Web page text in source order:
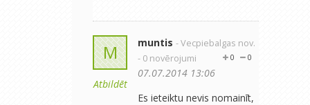
M
Atbildēt
muntis - Vecpiebalgas nov.
- 0 novērojumi
0
0
07.07.2014 13:06
Es ieteiktu nevis nomainīt,